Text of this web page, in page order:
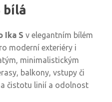
bílá
Ika S v elegantním bílém
moderní exteriéry i
minimalistickým
balkony, vstupy či
čistotu linií a odolnost